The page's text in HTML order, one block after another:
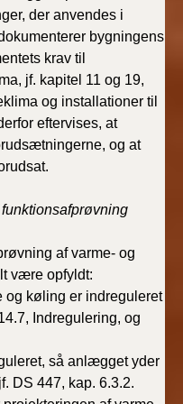
der anvendes i
bygningens
krav til
jf. kapitel 11 og 19,
og installationer til
eftervises, at
og at
af varme- og
være opfyldt:
og køling er indreguleret
Indregulering, og
så anlægget yder
DS 447, kap. 6.3.2.